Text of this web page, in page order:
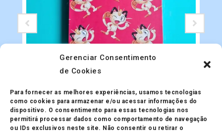
Gerenciar Consentimento
de Cookies
Para fornecer as melhores experiências, usamos tecnologias
como cookies para armazenar e/ou acessar informações do
dispositivo. O consentimento para essas tecnologias nos
permitirá processar dados como comportamento de navegação
ou IDs exclusivos neste site. Não consentir ou retirar o
Papelaria
Blocão A6 Pokémon
R$28.00